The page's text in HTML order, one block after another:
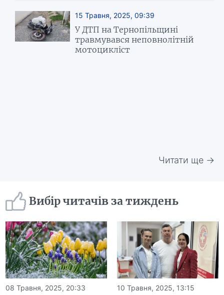
15 Травня, 2025, 09:39
У ДТП на Тернопільщині
травмувався неповнолітній
мотоцикліст
Читати ще →
Вибір читачів за тиждень
08 Травня, 2025, 20:33 10 Травня, 2025, 13:15